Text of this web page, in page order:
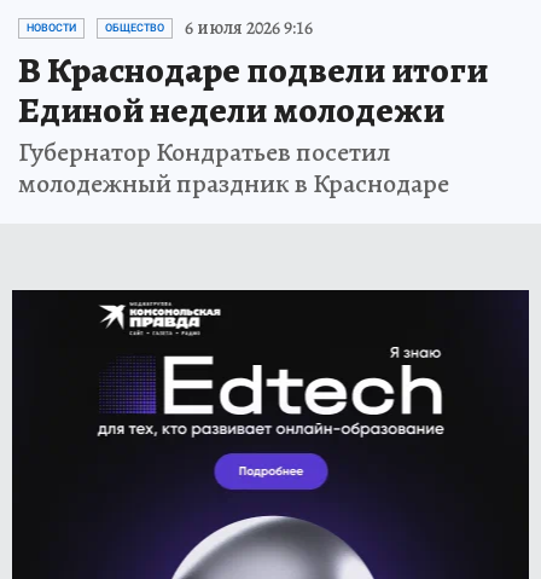
НОВОСТИ ОБЩЕСТВО 6 июля 2026 9:16
В Краснодаре подвели итоги
Единой недели молодежи
Губернатор Кондратьев посетил
молодежный праздник в Краснодаре